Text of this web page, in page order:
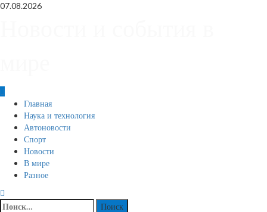
Skip
07.08.2026
Primary
Menu
Главная
Наука и технология
Автоновости
Спорт
Новости
В мире
Разное
Найти: